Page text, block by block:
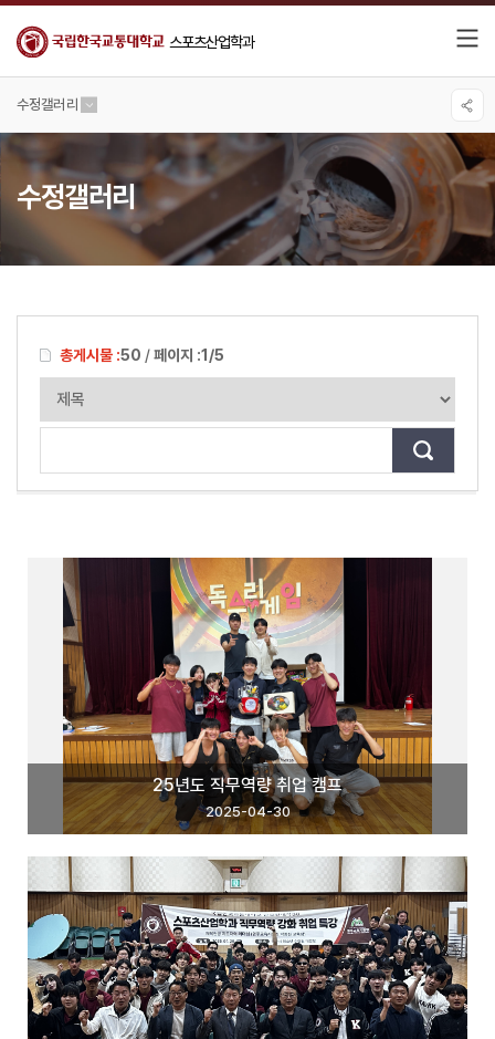
스포츠산업학과
수정갤러리
수정갤러리
총게시물 :50 /페이지 :1/5
25년도 직무역량 취업 캠프
2025-04-30